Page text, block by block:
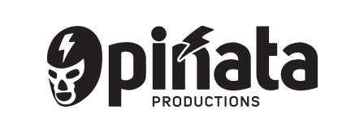
Menú Principal
PORTADA